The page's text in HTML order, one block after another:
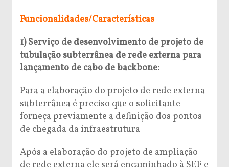
Funcionalidades/Características
1) Serviço de desenvolvimento de projeto de
tubulação subterrânea de rede externa para
lançamento de cabo de backbone:
Para a elaboração do projeto de rede externa
subterrânea é preciso que o solicitante
forneça previamente a definição dos pontos
de chegada da infraestrutura
Após a elaboração do projeto de ampliação